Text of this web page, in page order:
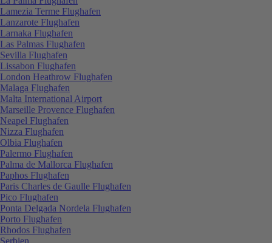
Lamezia Terme Flughafen
Lanzarote Flughafen
Larnaka Flughafen
Las Palmas Flughafen
Sevilla Flughafen
Lissabon Flughafen
London Heathrow Flughafen
Malaga Flughafen
Malta International Airport
Marseille Provence Flughafen
Neapel Flughafen
Nizza Flughafen
Olbia Flughafen
Palermo Flughafen
Palma de Mallorca Flughafen
Paphos Flughafen
Paris Charles de Gaulle Flughafen
Pico Flughafen
Ponta Delgada Nordela Flughafen
Porto Flughafen
Rhodos Flughafen
Serbien